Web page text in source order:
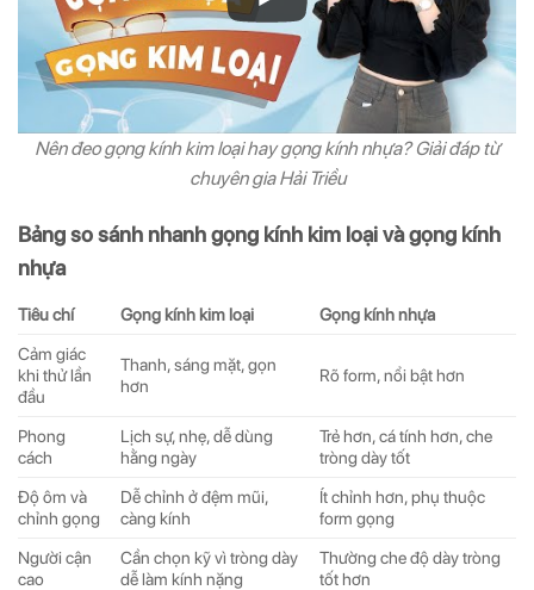
Nên đeo gọng kính kim loại hay gọng kính nhựa? Giải đáp từ
chuyên gia Hải Triều
Bảng so sánh nhanh gọng kính kim loại và gọng kính
nhựa
Tiêu chí Gọng kính kim loại
Gọng kính nhựa
Cảm giác
khi thử lần
đầu
Thanh, sáng mặt, gọn
hơn
Rõ form, nổi bật hơn
Phong
cách
Lịch sự, nhẹ, dễ dùng
hằng ngày
Trẻ hơn, cá tính hơn, che
tròng dày tốt
Độ ôm và
chỉnh gọng
Dễ chỉnh ở đệm mũi,
càng kính
Ít chỉnh hơn, phụ thuộc
form gọng
Người cận
cao
Cần chọn kỹ vì tròng dày
dễ làm kính nặng
Thường che độ dày tròng
tốt hơn